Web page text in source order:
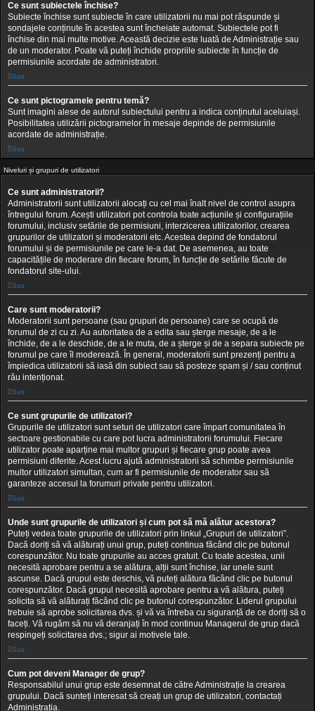
Ce sunt subiectele închise?
Subiecte închise sunt subiecte în care utilizatorii nu mai pot răspunde și
sondajele conținute în acestea sunt încheiate automat. Subiectele pot fi
închise din mai multe motive. Această decizie este luată de Administrație sau
de un moderator. Poate vă puteți închide propriile subiecte în funcție de
permisiunile acordate de administratori.
Sus
Ce sunt pictogramele pentru temă?
Sunt imagini alese de autorul subiectului pentru a indica conținutul aceluiași.
Posibilitatea utilizării pictogramelor în mesaje depinde de permisiunile
acordate de administrație.
Sus
Niveluri și grupuri de utilizatori
Ce sunt administratorii?
Administratorii sunt utilizatorii alocați cu cel mai înalt nivel de control asupra
întregului forum. Acești utilizatori pot controla toate acțiunile și configurațiile
forumului, inclusiv setările de permisiuni, interzicerea utilizatorilor, crearea
grupurilor de utilizatori și moderatorii etc. Acestea depind de fondatorul
forumului și de permisiunile pe care le-a dat. De asemenea, au toate
capacitățile de moderare din fiecare forum, în funcție de setările făcute de
fondatorul site-ului.
Sus
Care sunt moderatorii?
Moderatorii sunt persoane (sau grupuri de persoane) care se ocupă de
forumul de zi cu zi. Au autoritatea de a edita sau șterge mesaje, de a le
închide, de a le deschide, de a le muta, de a șterge și de a separa subiecte pe
forumul pe care îl moderează. În general, moderatorii sunt prezenți pentru a
împiedica utilizatorii să iasă din subiect sau să posteze spam și / sau conținut
rău intenționat.
Sus
Ce sunt grupurile de utilizatori?
Grupurile de utilizatori sunt seturi de utilizatori care împart comunitatea în
sectoare gestionabile cu care pot lucra administratorii forumului. Fiecare
utilizator poate aparține mai multor grupuri și fiecare grup poate avea
permisiuni diferite. Acest lucru ajută administratorii să schimbe permisiunile
multor utilizatori simultan, cum ar fi permisiunile de moderator sau să
garanteze accesul la forumuri private pentru utilizatori.
Sus
Unde sunt grupurile de utilizatori și cum pot să mă alătur acestora?
Puteți vedea toate grupurile de utilizatori prin linkul „Grupuri de utilizatori”.
Dacă doriți să vă alăturați unui grup, puteți continua făcând clic pe butonul
corespunzător. Nu toate grupurile au acces gratuit. Cu toate acestea, unii
necesită aprobare pentru a se alătura, alții sunt închise, iar unele sunt
ascunse. Dacă grupul este deschis, vă puteți alătura făcând clic pe butonul
corespunzător. Dacă grupul necesită aprobare pentru a vă alătura, puteți
solicita să vă alăturați făcând clic pe butonul corespunzător. Liderul grupului
trebuie să aprobe solicitarea dvs. și vă va întreba cu siguranță de ce doriți să o
faceți. Vă rugăm să nu vă deranjați în mod continuu Managerul de grup dacă
respingeți solicitarea dvs.; sigur ai motivele tale.
Sus
Cum pot deveni Manager de grup?
Responsabilul unui grup este desemnat de către Administrație la crearea
grupului. Dacă sunteți interesat să creați un grup de utilizatori, contactați
Administrația.